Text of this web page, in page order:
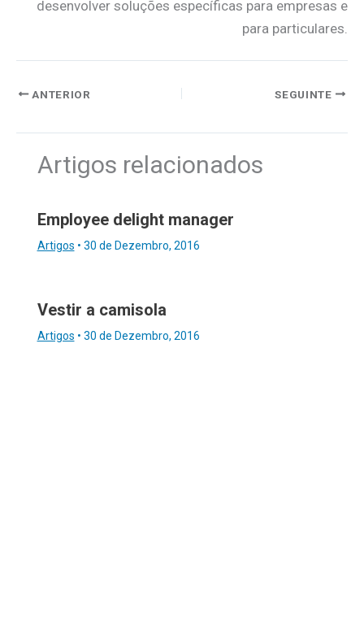
desenvolver soluções específicas para empresas e
para particulares.
ANTERIOR SEGUINTE
Artigos relacionados
Employee delight manager
Artigos • 30 de Dezembro, 2016
Vestir a camisola
Artigos • 30 de Dezembro, 2016